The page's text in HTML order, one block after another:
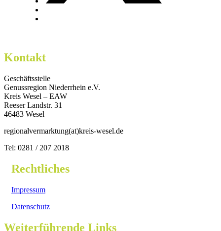
Kontakt
Geschäftsstelle
Genussregion Niederrhein e.V.
Kreis Wesel – EAW
Reeser Landstr. 31
46483 Wesel
regionalvermarktung(at)kreis-wesel.de
Tel: 0281 / 207 2018
Rechtliches
Impressum
Datenschutz
Weiterführende Links